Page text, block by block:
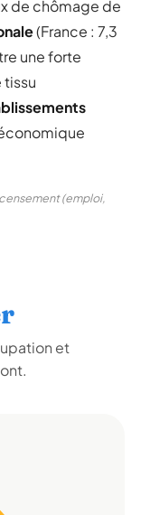
de chômage de
(France : 7,3
une forte
tissu
(emploi,
et